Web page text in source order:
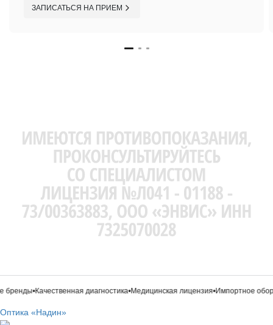
ЗАПИСАТЬСЯ НА ПРИЕМ
•Качественная диагностика•Медицинская лицензия•Импортное
Оптика «Надин»